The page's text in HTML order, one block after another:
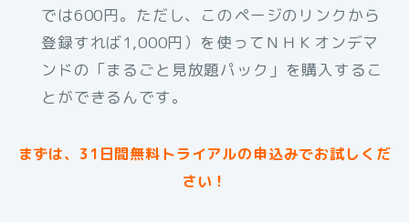
では600円。ただし、このページのリンクから
登録すれば1,000円）を使ってＮＨＫオンデマ
ンドの「まるごと見放題パック」を購入するこ
とができるんです。
まずは、31日間無料トライアルの申込みでお試しくだ
さい！